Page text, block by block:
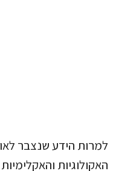
למרות הידע שנצבר
האקולוגיות